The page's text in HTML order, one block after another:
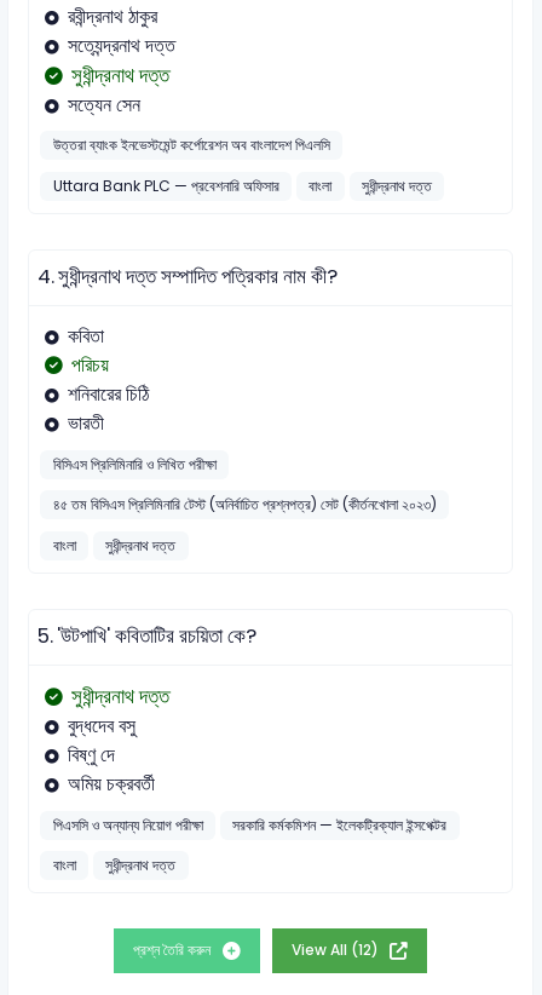
রবীন্দ্রনাথ ঠাকুর
সত্যেন্দ্রনাথ দত্ত
সুধীন্দ্রনাথ দত্ত
সত্যেন সেন
উত্তরা ব্যাংক ইনভেস্টমেন্ট কর্পোরেশন অব বাংলাদেশ পিএলসি
Uttara Bank PLC — প্রবেশনারি অফিসার
বাংলা সুধীন্দ্রনাথ দত্ত
4.সুধীন্দ্রনাথ দত্ত সম্পাদিত পত্রিকার নাম কী?
কবিতা
পরিচয়
শনিবারের চিঠি
ভারতী
বিসিএস প্রিলিমিনারি ও লিখিত পরীক্ষা
৪৫ তম বিসিএস প্রিলিমিনারি টেস্ট (অনির্বাচিত প্রশ্নপত্র) সেট (কীর্তনখোলা ২০২৩)
বাংলা
সুধীন্দ্রনাথ দত্ত
5.'উটপাখি' কবিতাটির রচয়িতা কে?
সুধীন্দ্রনাথ দত্ত
বুদ্ধদেব বসু
বিষ্ণু দে
অমিয় চক্রবর্তী
পিএসসি ও অন্যান্য নিয়োগ পরীক্ষা
সরকারি কর্মকমিশন — ইলেকট্রিক্যাল ইন্সপেক্টর
বাংলা
সুধীন্দ্রনাথ দত্ত
প্রশ্ন তৈরি করুন View All (12)